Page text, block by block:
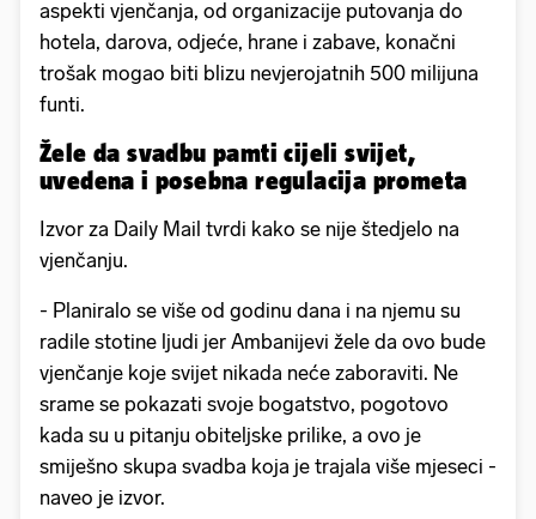
aspekti vjenčanja, od organizacije putovanja do
hotela, darova, odjeće, hrane i zabave, konačni
trošak mogao biti blizu nevjerojatnih 500 milijuna
funti.
Žele da svadbu pamti cijeli svijet,
uvedena i posebna regulacija prometa
Izvor za Daily Mail tvrdi kako se nije štedjelo na
vjenčanju.
- Planiralo se više od godinu dana i na njemu su
radile stotine ljudi jer Ambanijevi žele da ovo bude
vjenčanje koje svijet nikada neće zaboraviti. Ne
srame se pokazati svoje bogatstvo, pogotovo
kada su u pitanju obiteljske prilike, a ovo je
smiješno skupa svadba koja je trajala više mjeseci -
naveo je izvor.